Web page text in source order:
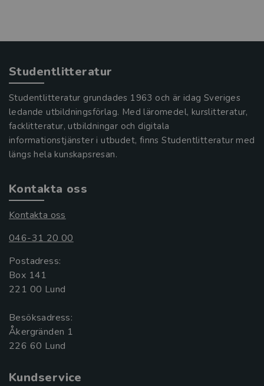
Studentlitteratur
Studentlitteratur grundades 1963 och är idag Sveriges
ledande utbildningsförlag. Med läromedel, kurslitteratur,
facklitteratur, utbildningar och digitala
informationstjänster i utbudet, finns Studentlitteratur med
längs hela kunskapsresan.
Kontakta oss
Kontakta oss
046-31 20 00
Postadress:
Box 141
221 00 Lund
Besöksadress:
Åkergränden 1
Kundservice